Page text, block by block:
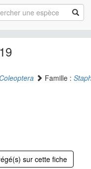
Coleoptera Famille :
sur cette fiche